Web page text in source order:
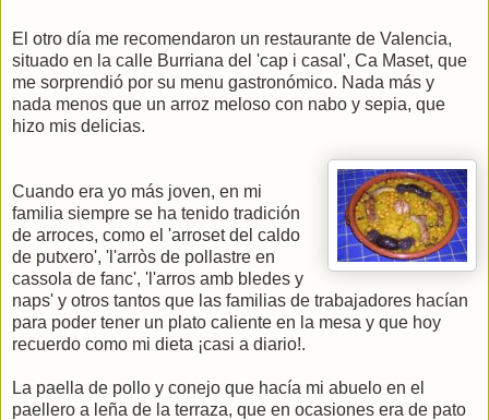
El otro día me recomendaron un restaurante de Valencia,
situado en la calle Burriana del 'cap i casal', Ca Maset, que
me sorprendió por su menu gastronómico. Nada más y
nada menos que un arroz meloso con nabo y sepia, que
hizo mis delicias.
Cuando era yo más joven, en mi
familia siempre se ha tenido tradición
de arroces, como el 'arroset del caldo
de putxero', 'l'arròs de pollastre en
cassola de fanc', 'l'arros amb bledes y
naps' y otros tantos que las familias de trabajadores hacían
para poder tener un plato caliente en la mesa y que hoy
recuerdo como mi dieta ¡casi a diario!.
La paella de pollo y conejo que hacía mi abuelo en el
paellero a leña de la terraza, que en ocasiones era de pato